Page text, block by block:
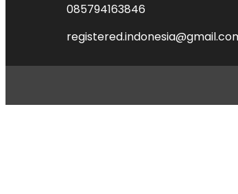
085794163846